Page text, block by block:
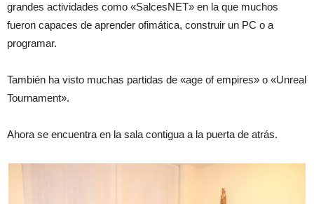
grandes actividades como «SalcesNET» en la que muchos
fueron capaces de aprender ofimática, construir un PC o a
programar.
También ha visto muchas partidas de «age of empires» o «Unreal
Tournament».
Ahora se encuentra en la sala contigua a la puerta de atrás.